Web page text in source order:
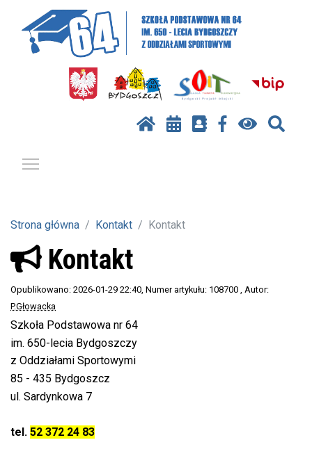
Strona główna Kontakt Kontakt
Kontakt
Opublikowano: 2026-01-29 22:40, Numer artykułu: 108700 , Autor:
P.Głowacka
Szkoła Podstawowa nr 64
im. 650-lecia Bydgoszczy
z Oddziałami Sportowymi
85 - 435 Bydgoszcz
ul. Sardynkowa 7
tel. 52 372 24 83